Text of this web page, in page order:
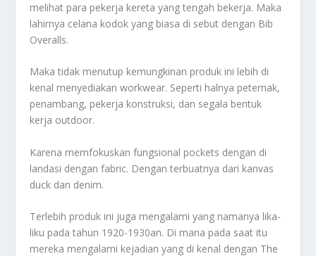
melihat para pekerja kereta yang tengah bekerja. Maka
lahirnya celana kodok yang biasa di sebut dengan Bib
Overalls.
Maka tidak menutup kemungkinan produk ini lebih di
kenal menyediakan workwear. Seperti halnya peternak,
penambang, pekerja konstruksi, dan segala bentuk
kerja outdoor.
Karena memfokuskan fungsional pockets dengan di
landasi dengan fabric. Dengan terbuatnya dari kanvas
duck dan denim.
Terlebih produk ini juga mengalami yang namanya lika-
liku pada tahun 1920-1930an. Di mana pada saat itu
mereka mengalami kejadian yang di kenal dengan The